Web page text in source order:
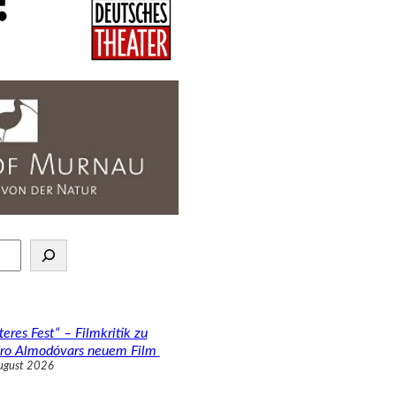
Fest“ – Filmkritik zu
Almodóvars neuem Film
2026